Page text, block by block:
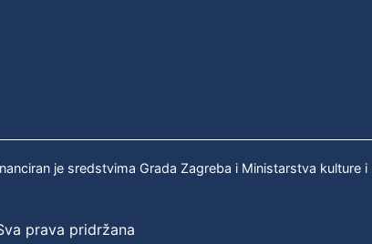
je sredstvima Grada Zagreba i Ministarstva kulture
prava pridržana